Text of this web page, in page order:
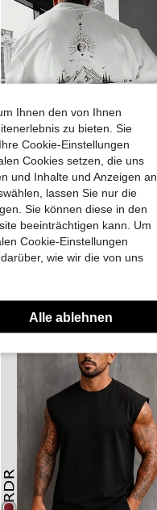
4,73
9
Manfinity EMRG
#1 Bestseller
Ihnen den von Ihnen
zu bieten. Sie
Cookie-Einstellungen
Cookies setzen, die uns
und Inhalte und Anzeigen an
lassen Sie nur die
Sie können diese in den
beeinträchtigen kann. Um
Cookie-Einstellungen
wie wir die von uns
Alle ablehnen